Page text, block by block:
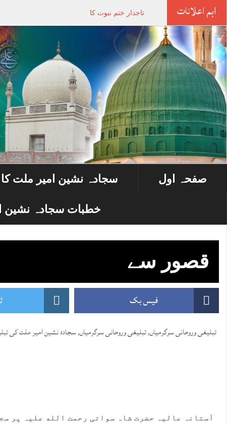
اہم اعلانات تاجدار ختم نبوت کانفرنس
صفحہ اول سجادہ نشین امیر ملت
خطبات سجادہ نشین
قصور سے
فیس بک
تبلیغی وروحانی سرگرمیاں,تبلیغی وروحانی سرگرمیاں,سجادہ نشین امیر ملت کی
آستانہ عالیہ حضرت شاہ سواتی رحمت الله علیہ پر